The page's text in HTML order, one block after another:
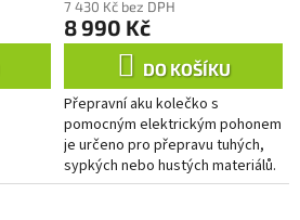
7 430 Kč bez DPH
8 990 Kč
DO KOŠÍKU
Přepravní aku kolečko s
pomocným elektrickým pohonem
je určeno pro přepravu tuhých,
sypkých nebo hustých materiálů.
Díky elektrickému pohonu se